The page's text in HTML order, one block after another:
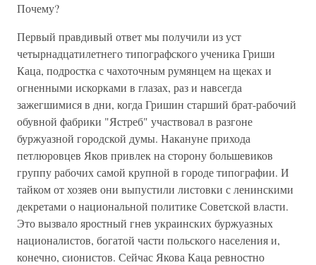
Почему?
Первый правдивый ответ мы получили из уст
четырнадцатилетнего типографского ученика Гриши
Каца, подростка с чахоточным румянцем на щеках и
огненными искорками в глазах, раз и навсегда
зажегшимися в дни, когда Гришин старший брат-рабочий
обувной фабрики "Ястреб" участвовал в разгоне
буржуазной городской думы. Накануне прихода
петлюровцев Яков привлек на сторону большевиков
группу рабочих самой крупной в городе типографии. И
тайком от хозяев они выпустили листовки с ленинскими
декретами о национальной политике Советской власти.
Это вызвало яростный гнев украинских буржуазных
националистов, богатой части польского населения и,
конечно, сионистов. Сейчас Якова Каца ревностно